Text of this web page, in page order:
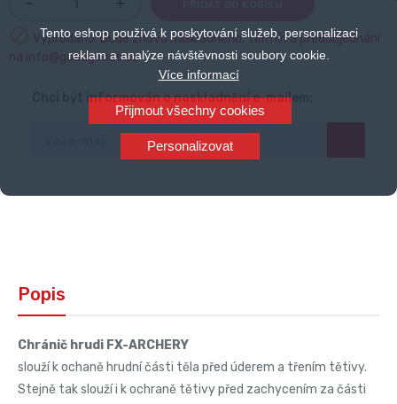
Tento eshop používá k poskytování služeb, personalizaci
reklam a analýze návštěvnosti soubory cookie.
Více informací
Přijmout všechny cookies
Personalizovat
Vyprodáno. Bude znovu naskladněno. Termín a předobjednání
na info@goodgoods.cz
Chci být informován o naskladnění e-mailem:
Popis
Chránič hrudi FX-ARCHERY
slouží k ochaně hrudní části těla před úderem a třením tětivy.
Stejně tak slouží i k ochraně tětivy před zachycením za části